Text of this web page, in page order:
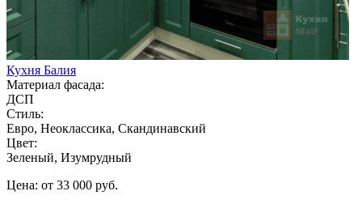
Кухня Балия
Материал фасада:
ДСП
Стиль:
Евро, Неоклассика, Скандинавский
Цвет:
Зеленый, Изумрудный
Цена: от 33 000 руб.